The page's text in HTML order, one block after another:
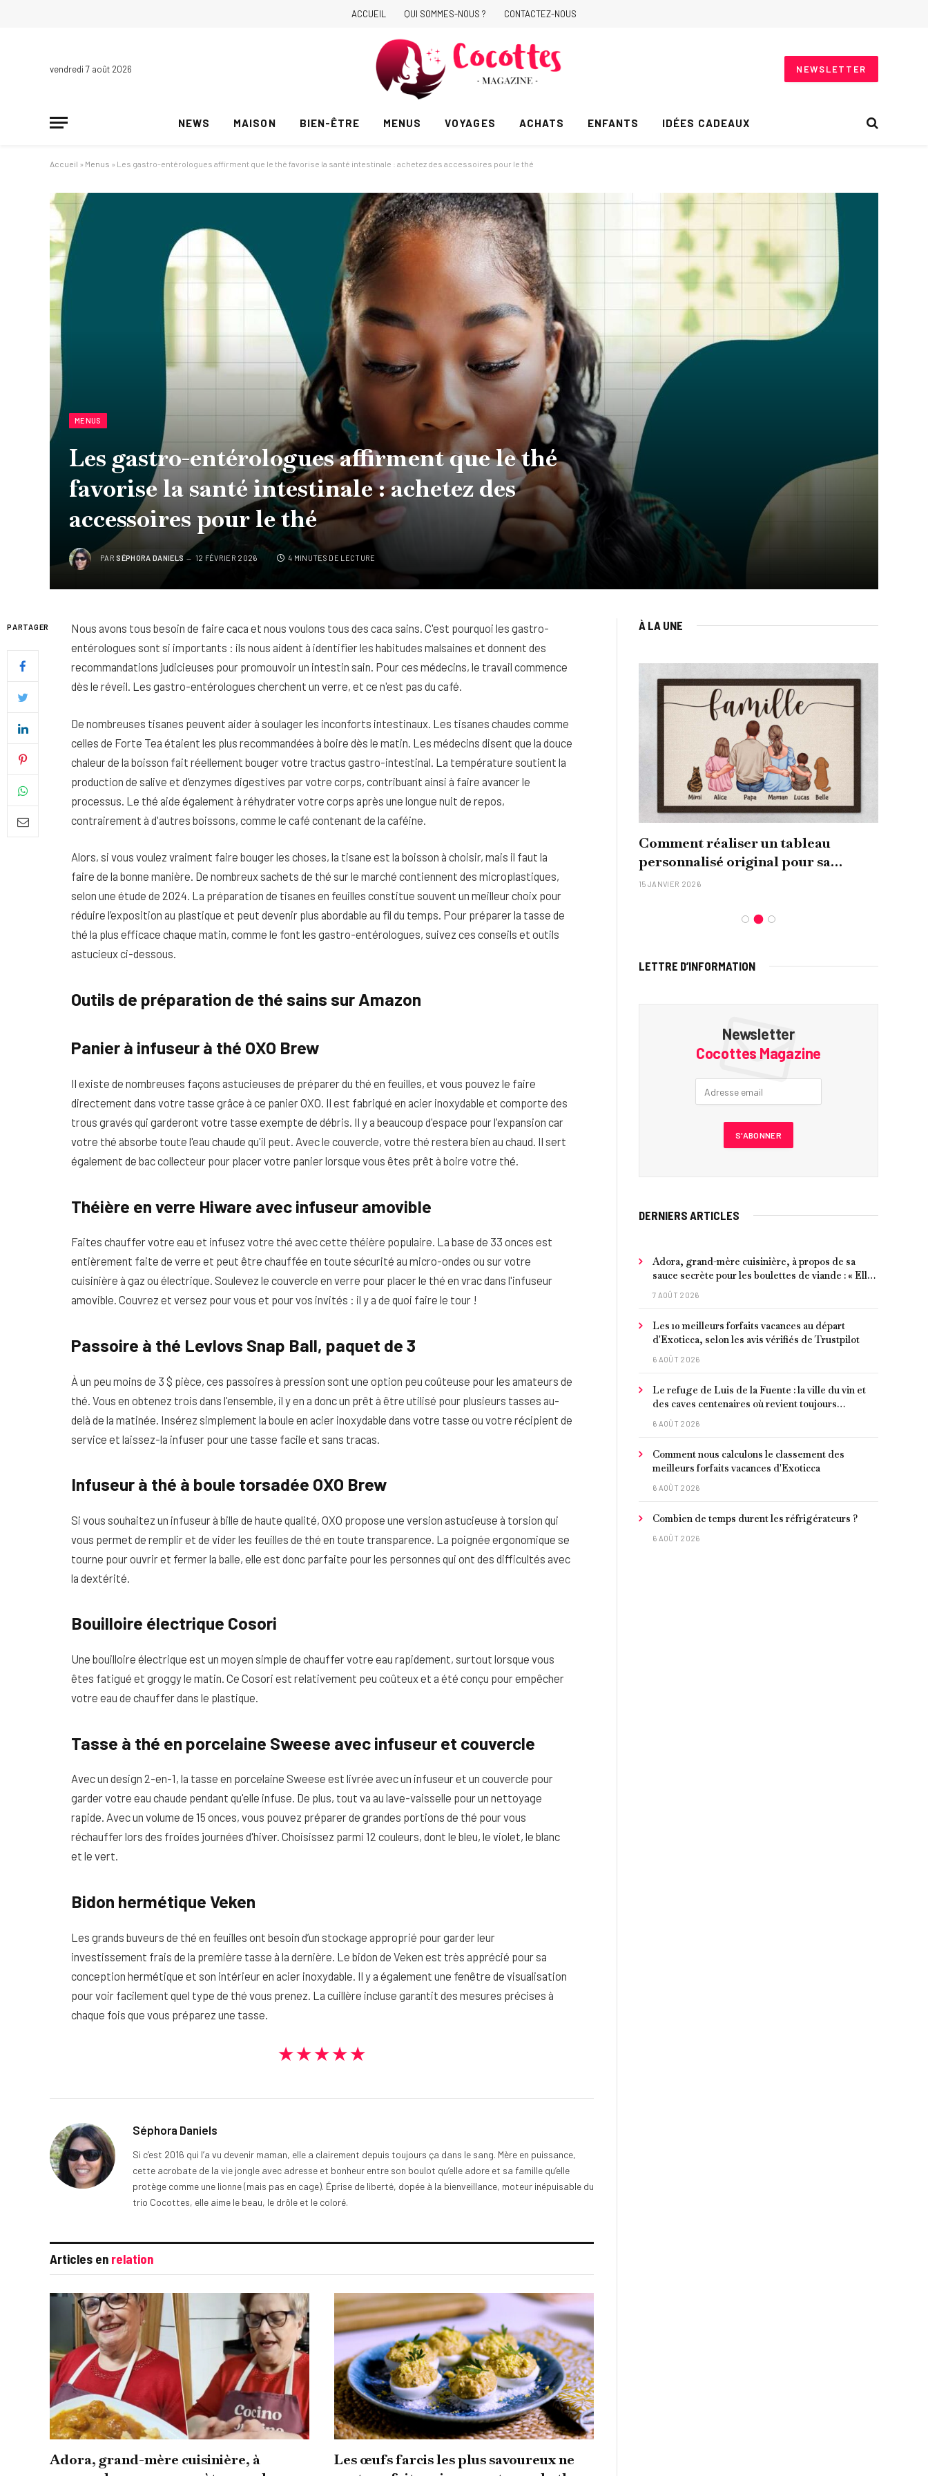
ACCUEIL QUI SOMMES-NOUS ? CONTACTEZ-NOUS
vendredi 7 août 2026 NEWSLETTER
NEWS MAISON BIEN-ÊTRE MENUS VOYAGES ACHATS ENFANTS IDÉES CADEAUX
Accueil » Menus » Les gastro-entérologues affirment que le thé favorise la santé intestinale : achetez des accessoires pour le thé
MENUS
Les gastro-entérologues affirment que le thé
favorise la santé intestinale : achetez des
accessoires pour le thé
PAR SÉPHORA DANIELS 12 FÉVRIER 2026 4 MINUTES DE LECTURE
PARTAGER
Nous avons tous besoin de faire caca et nous voulons tous des caca sains. C'est pourquoi les gastro-
entérologues sont si importants : ils nous aident à identifier les habitudes malsaines et donnent des
recommandations judicieuses pour promouvoir un intestin sain. Pour ces médecins, le travail commence
dès le réveil. Les gastro-entérologues cherchent un verre, et ce n'est pas du café.
De nombreuses tisanes peuvent aider à soulager les inconforts intestinaux. Les tisanes chaudes comme
celles de Forte Tea étaient les plus recommandées à boire dès le matin. Les médecins disent que la douce
chaleur de la boisson fait réellement bouger votre tractus gastro-intestinal. La température soutient la
production de salive et d’enzymes digestives par votre corps, contribuant ainsi à faire avancer le
processus. Le thé aide également à réhydrater votre corps après une longue nuit de repos,
contrairement à d'autres boissons, comme le café contenant de la caféine.
Alors, si vous voulez vraiment faire bouger les choses, la tisane est la boisson à choisir, mais il faut la
faire de la bonne manière. De nombreux sachets de thé sur le marché contiennent des microplastiques,
selon une étude de 2024. La préparation de tisanes en feuilles constitue souvent un meilleur choix pour
réduire l’exposition au plastique et peut devenir plus abordable au fil du temps. Pour préparer la tasse de
thé la plus efficace chaque matin, comme le font les gastro-entérologues, suivez ces conseils et outils
astucieux ci-dessous.
Outils de préparation de thé sains sur Amazon
Panier à infuseur à thé OXO Brew
Il existe de nombreuses façons astucieuses de préparer du thé en feuilles, et vous pouvez le faire
directement dans votre tasse grâce à ce panier OXO. Il est fabriqué en acier inoxydable et comporte des
trous gravés qui garderont votre tasse exempte de débris. Il y a beaucoup d'espace pour l'expansion car
votre thé absorbe toute l'eau chaude qu'il peut. Avec le couvercle, votre thé restera bien au chaud. Il sert
également de bac collecteur pour placer votre panier lorsque vous êtes prêt à boire votre thé.
Théière en verre Hiware avec infuseur amovible
Faites chauffer votre eau et infusez votre thé avec cette théière populaire. La base de 33 onces est
entièrement faite de verre et peut être chauffée en toute sécurité au micro-ondes ou sur votre
cuisinière à gaz ou électrique. Soulevez le couvercle en verre pour placer le thé en vrac dans l'infuseur
amovible. Couvrez et versez pour vous et pour vos invités : il y a de quoi faire le tour !
Passoire à thé Levlovs Snap Ball, paquet de 3
À un peu moins de 3 $ pièce, ces passoires à pression sont une option peu coûteuse pour les amateurs de
thé. Vous en obtenez trois dans l'ensemble, il y en a donc un prêt à être utilisé pour plusieurs tasses au-
delà de la matinée. Insérez simplement la boule en acier inoxydable dans votre tasse ou votre récipient de
service et laissez-la infuser pour une tasse facile et sans tracas.
Infuseur à thé à boule torsadée OXO Brew
Si vous souhaitez un infuseur à bille de haute qualité, OXO propose une version astucieuse à torsion qui
vous permet de remplir et de vider les feuilles de thé en toute transparence. La poignée ergonomique se
tourne pour ouvrir et fermer la balle, elle est donc parfaite pour les personnes qui ont des difficultés avec
la dextérité.
Bouilloire électrique Cosori
Une bouilloire électrique est un moyen simple de chauffer votre eau rapidement, surtout lorsque vous
êtes fatigué et groggy le matin. Ce Cosori est relativement peu coûteux et a été conçu pour empêcher
votre eau de chauffer dans le plastique.
Tasse à thé en porcelaine Sweese avec infuseur et couvercle
Avec un design 2-en-1, la tasse en porcelaine Sweese est livrée avec un infuseur et un couvercle pour
garder votre eau chaude pendant qu'elle infuse. De plus, tout va au lave-vaisselle pour un nettoyage
rapide. Avec un volume de 15 onces, vous pouvez préparer de grandes portions de thé pour vous
réchauffer lors des froides journées d'hiver. Choisissez parmi 12 couleurs, dont le bleu, le violet, le blanc
et le vert.
Bidon hermétique Veken
Les grands buveurs de thé en feuilles ont besoin d’un stockage approprié pour garder leur
investissement frais de la première tasse à la dernière. Le bidon de Veken est très apprécié pour sa
conception hermétique et son intérieur en acier inoxydable. Il y a également une fenêtre de visualisation
pour voir facilement quel type de thé vous prenez. La cuillère incluse garantit des mesures précises à
chaque fois que vous préparez une tasse.
★★★★★
Séphora Daniels
Si c’est 2016 qui l’a vu devenir maman, elle a clairement depuis toujours ça dans le sang. Mère en puissance,
cette acrobate de la vie jongle avec adresse et bonheur entre son boulot qu’elle adore et sa famille qu’elle
protège comme une lionne (mais pas en cage). Éprise de liberté, dopée à la bienveillance, moteur inépuisable du
trio Cocottes, elle aime le beau, le drôle et le coloré.
Articles en relation
Adora, grand-mère cuisinière, à
Les œufs farcis les plus savoureux ne
À LA UNE
uniforme et lumineuse
utiliser pour ne pas l’irriter ?
Comment réaliser un tableau
personnalisé original pour sa
famille ?
15 JANVIER 2026
LETTRE D’INFORMATION
Newsletter
Cocottes Magazine
DERNIERS ARTICLES
Adora, grand-mère cuisinière, à propos de sa
sauce secrète pour les boulettes de viande : « Elle
contient un peu de curcuma, du poivre, une
7 AOÛT 2026
Les 10 meilleurs forfaits vacances au départ
d'Exoticca, selon les avis vérifiés de Trustpilot
6 AOÛT 2026
Le refuge de Luis de la Fuente : la ville du vin et
des caves centenaires où revient toujours
l'entraîneur espagnol
6 AOÛT 2026
Comment nous calculons le classement des
meilleurs forfaits vacances d'Exoticca
6 AOÛT 2026
Combien de temps durent les réfrigérateurs ?
6 AOÛT 2026